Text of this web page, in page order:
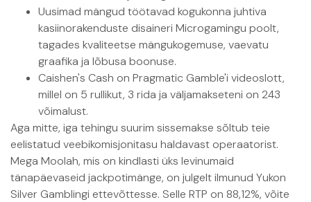
Uusimad mängud töötavad kogukonna juhtiva
kasiinorakenduste disaineri Microgamingu poolt,
tagades kvaliteetse mängukogemuse, vaevatu
graafika ja lõbusa boonuse.
Caishen's Cash on Pragmatic Gamble'i videoslott,
millel on 5 rullikut, 3 rida ja väljamakseteni on 243
võimalust.
Aga mitte, iga tehingu suurim sissemakse sõltub teie
eelistatud veebikomisjonitasu haldavast operaatorist.
Mega Moolah, mis on kindlasti üks levinumaid
tänapäevaseid jackpotimänge, on julgelt ilmunud Yukon
Silver Gamblingi ettevõttesse. Selle RTP on 88,12%, võite